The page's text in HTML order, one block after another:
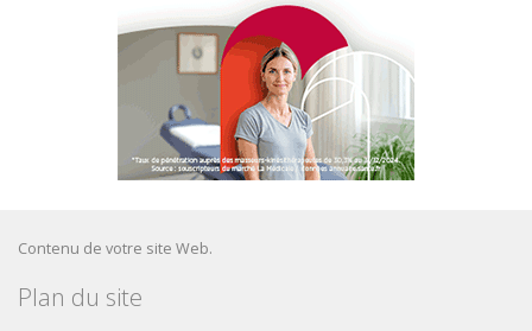
Contenu de votre site Web.
Plan du site